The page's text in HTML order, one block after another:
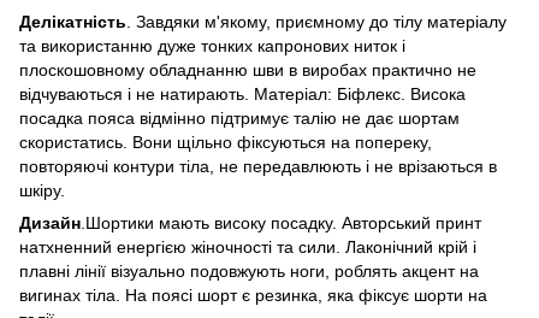
Делікатність . Завдяки м'якому, приємному до тілу матеріалу
та використанню дуже тонких капронових ниток і
плоскошовному обладнанню шви в виробах практично не
відчуваються і не натирають. Матеріал: Біфлекс. Висока
посадка пояса відмінно підтримує талію не дає шортам
скористатись. Вони щільно фіксуються на попереку,
повторяючі контури тіла, не передавлюють і не врізаються в
шкіру.
Дизайн .Шортики мають високу посадку. Авторський принт
натхненний енергією жіночності та сили. Лаконічний крій і
плавні лінії візуально подовжують ноги, роблять акцент на
вигинах тіла. На поясі шорт є резинка, яка фіксує шорти на